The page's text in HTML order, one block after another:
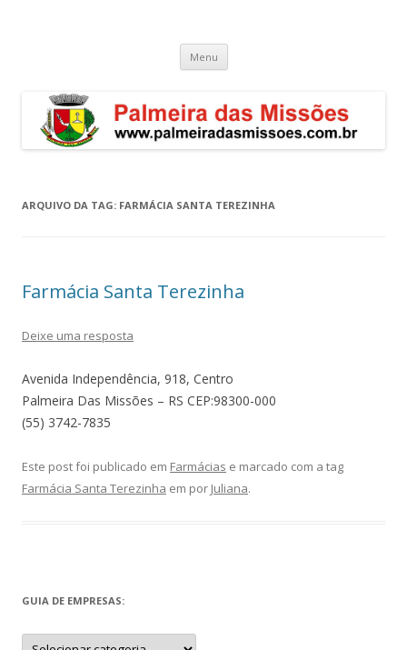
Menu Pular
o
ARQUIVO DA TAG: FARMÁCIA SANTA TEREZINHA
Farmácia Santa Terezinha
Deixe uma resposta
Avenida Independência, 918, Centro
Palmeira Das Missões – RS CEP:98300-000
(55) 3742-7835
Este post foi publicado em Farmácias e marcado com a tag
Farmácia Santa Terezinha em por Juliana.
GUIA DE EMPRESAS:
Guia